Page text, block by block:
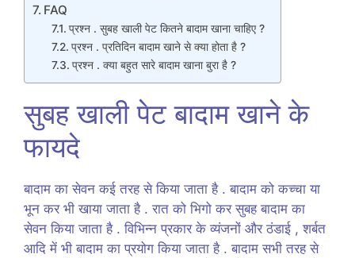
FAQ
प्रश्न . सुबह खाली पेट कितने बादाम खाना चाहिए ?
प्रश्न . प्रतिदिन बादाम खाने से क्या होता है ?
प्रश्न . क्या बहुत सारे बादाम खाना बुरा है ?
सुबह खाली पेट बादाम खाने के
फायदे
बादाम का सेवन कई तरह से किया जाता है . बादाम को कच्चा या
भून कर भी खाया जाता है . रात को भिगो कर सुबह बादाम का
सेवन किया जाता है . विभिन्न प्रकार के व्यंजनों और ठंडाई , शर्बत
आदि में भी बादाम का प्रयोग किया जाता है . बादाम सभी तरह से